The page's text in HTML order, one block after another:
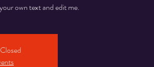
own text and edit me.